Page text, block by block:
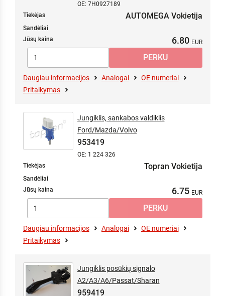
OE: 7H0927189
Tiekėjas
AUTOMEGA Vokietija
Sandėliai
Jūsų kaina
6.80
Daugiau informacijos Analogai
OE numeriai
Pritaikymas
Jungiklis, sankabos valdiklis
Ford/Mazda/Volvo
953419
OE: 1 224 326
Tiekėjas
Topran Vokietija
Sandėliai
Jūsų kaina
6.75
Daugiau informacijos Analogai
OE numeriai
Pritaikymas
Jungiklis posūkių signalo
A2/A3/A6/Passat/Sharan
959419